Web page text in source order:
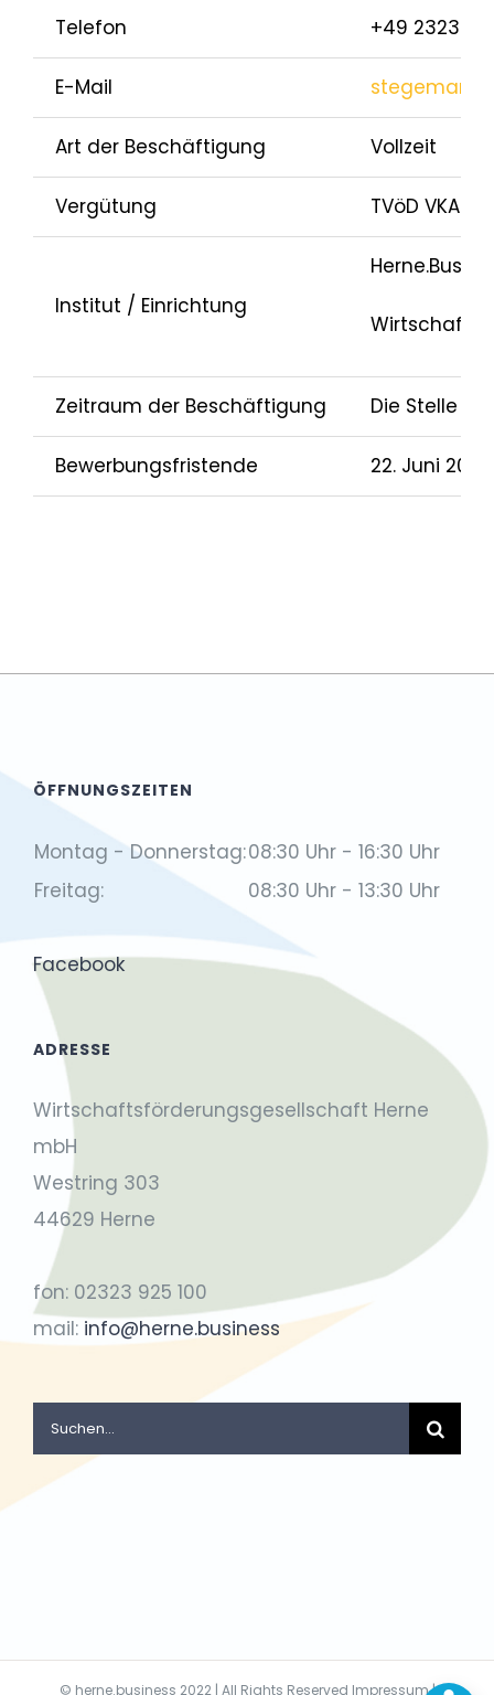
Telefon +49 2323
E-Mail
Art der Beschäftigung Vollzeit
Vergütung TVöD VKA
Institut / Einrichtung
Zeitraum der Beschäftigung Die Stelle
Bewerbungsfristende 22. Juni
ÖFFNUNGSZEITEN
Montag - Donnerstag:08:30 Uhr - 16:30 Uhr
Freitag:
08:30 Uhr - 13:30 Uhr
Facebook
ADRESSE
Wirtschaftsförderungsgesellschaft Herne
mbH
Westring 303
44629 Herne
fon: 02323 925 100
mail: info@herne.business
Suche
nach:
© herne.business 2022 | All Rights Reserved Impressum|